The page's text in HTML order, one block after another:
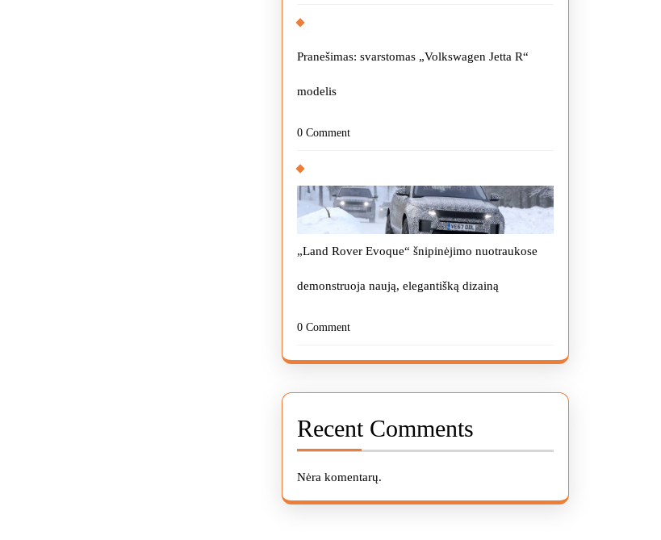
Pranešimas: svarstomas „Volkswagen Jetta R“
modelis
0 Comment
„Land Rover Evoque“ šnipinėjimo nuotraukose
demonstruoja naują, elegantišką dizainą
0 Comment
Recent Comments
Nėra komentarų.